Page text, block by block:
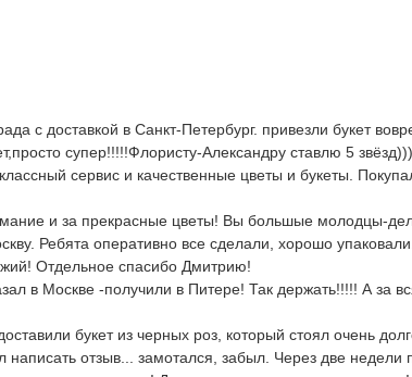
с доставкой в Санкт-Петербург. привезли букет
супер!!!!!Флористу-Александру ставлю 5
сервис и качественные цветы и букеты.
и за прекрасные цветы! Вы большые молодцы-
Ребята оперативно все сделали, хорошо
Отдельное спасибо Дмитрию!
в Москве -получили в Питере! Так держать!!!!! А
букет из черных роз, который стоял очень
отзыв... замотался, забыл. Через две недели